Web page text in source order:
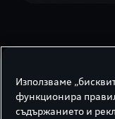
което
Използваме
функционира
съдържанието и